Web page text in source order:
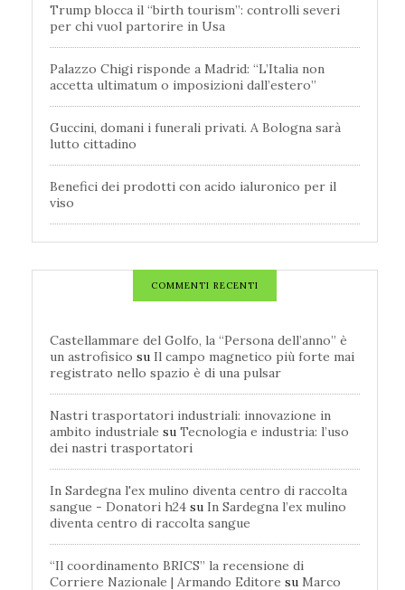
Trump blocca il “birth tourism”: controlli severi
per chi vuol partorire in Usa
Palazzo Chigi risponde a Madrid: “L’Italia non
accetta ultimatum o imposizioni dall’estero”
Guccini, domani i funerali privati. A Bologna sarà
lutto cittadino
Benefici dei prodotti con acido ialuronico per il
viso
COMMENTI RECENTI
Castellammare del Golfo, la “Persona dell’anno” è
un astrofisico su Il campo magnetico più forte mai
registrato nello spazio è di una pulsar
Nastri trasportatori industriali: innovazione in
ambito industriale su Tecnologia e industria: l’uso
dei nastri trasportatori
In Sardegna l'ex mulino diventa centro di raccolta
sangue - Donatori h24 su In Sardegna l’ex mulino
diventa centro di raccolta sangue
“Il coordinamento BRICS” la recensione di
Corriere Nazionale | Armando Editore su Marco